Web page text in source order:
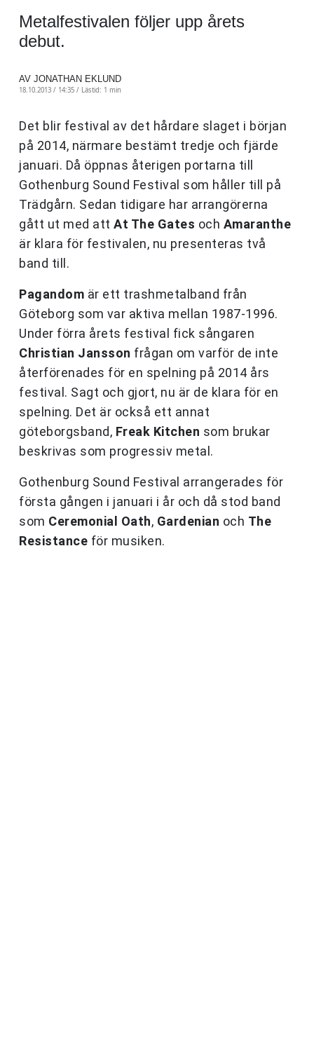
Metalfestivalen följer upp årets
debut.
AV JONATHAN EKLUND
18.10.2013 / 14:35 / Lästid: 1 min
Det blir festival av det hårdare slaget i början
på 2014, närmare bestämt tredje och fjärde
januari. Då öppnas återigen portarna till
Gothenburg Sound Festival som håller till på
Trädgårn. Sedan tidigare har arrangörerna
gått ut med att At The Gates och Amaranthe
är klara för festivalen, nu presenteras två
band till.
Pagandom är ett trashmetalband från
Göteborg som var aktiva mellan 1987-1996.
Under förra årets festival fick sångaren
Christian Jansson frågan om varför de inte
återförenades för en spelning på 2014 års
festival. Sagt och gjort, nu är de klara för en
spelning. Det är också ett annat
göteborgsband, Freak Kitchen som brukar
beskrivas som progressiv metal.
Gothenburg Sound Festival arrangerades för
första gången i januari i år och då stod band
som Ceremonial Oath, Gardenian och The
Resistance för musiken.